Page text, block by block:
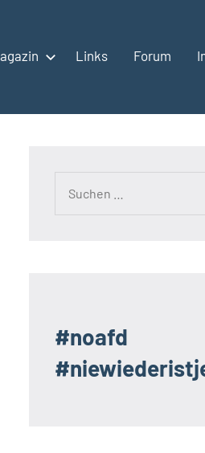
Links Forum
#noafd